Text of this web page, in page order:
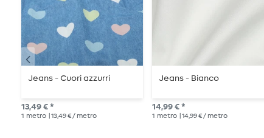
Jeans - Cuori azzurri
13,49 € *
1 metro | 13,49 € / metro
Jeans - Bianco
14,99 € *
1 metro | 14,99 € / metro